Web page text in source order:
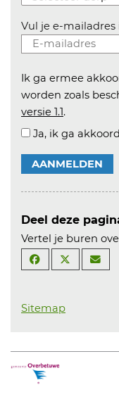
Vul je e-mailadres
Ik ga ermee
worden zoals
versie 1.1.
Ja, ik ga
AANMELDEN
Deel deze
Vertel je buren
Sitemap